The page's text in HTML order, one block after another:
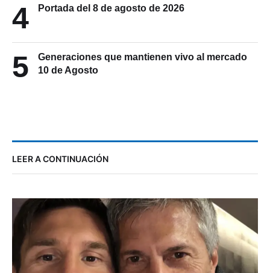
4 Portada del 8 de agosto de 2026
5
Generaciones que mantienen vivo al mercado
10 de Agosto
LEER A CONTINUACIÓN